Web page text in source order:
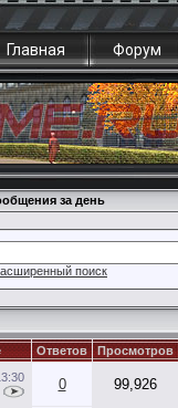
Главная Форум
за день
поиск
Ответов Просмотров
0 99,926